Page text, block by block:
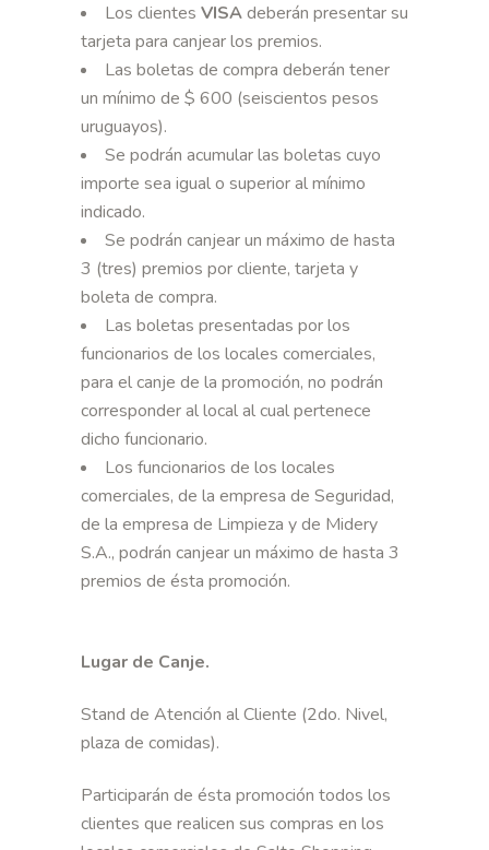
Los clientes VISAdeberán presentar su
tarjeta para canjear los premios.
Las boletas de compra deberán tener
un mínimo de $ 600 (seiscientos pesos
uruguayos).
Se podrán acumular las boletas cuyo
importe sea igual o superior al mínimo
indicado.
Se podrán canjear un máximo de hasta
3 (tres) premios por cliente, tarjeta y
boleta de compra.
Las boletas presentadas por los
funcionarios de los locales comerciales,
para el canje de la promoción, no podrán
corresponder al local al cual pertenece
dicho funcionario.
Los funcionarios de los locales
comerciales, de la empresa de Seguridad,
de la empresa de Limpieza y de Midery
S.A., podrán canjear un máximo de hasta 3
premios de ésta promoción.
Lugar de Canje.
Stand de Atención al Cliente (2do. Nivel,
plaza de comidas).
Participarán de ésta promoción todos los
clientes que realicen sus compras en los